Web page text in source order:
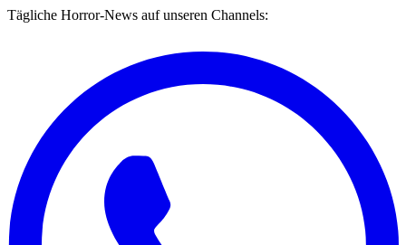
Tägliche Horror-News auf unseren Channels: